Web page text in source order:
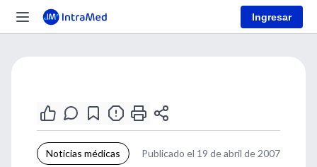
Ingresar
Noticias médicas
Publicado el 19 de abril de 2007